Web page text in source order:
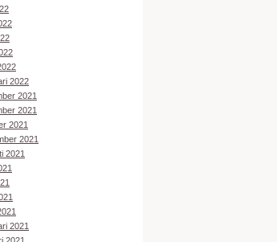
2022
2021
2021
2021
2021
2021
2021